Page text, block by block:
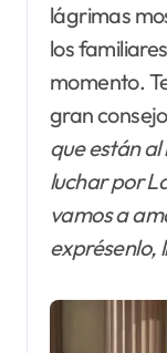
lágrimas
los
momento.
gran
que están
luchar por
vamos a
exprésenlo,